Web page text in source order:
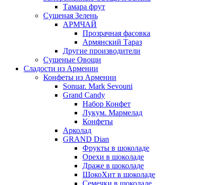
Тамара фрут
Сушеная Зелень
АРМЧАЙ
Прозрачная фасовка
Армянский Тараз
Другие производители
Сушеные Овощи
Сладости из Армении
Конфеты из Армении
Sonuar. Mark Sevouni
Grand Candy
Набор Конфет
Лукум. Мармелад
Конфеты
Арколад
GRAND Dian
Фрукты в шоколаде
Орехи в шоколаде
Драже в шоколаде
ШокоХит в шоколаде
Семечки в шоколаде